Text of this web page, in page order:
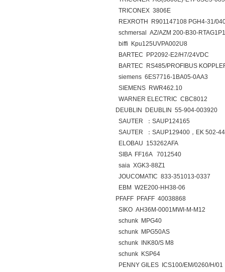
TRICONEX 3806E
REXROTH R901147108 PGH4-31/
schmersal AZ/AZM 200-B30-
biffi Kpu125UVPA002U8
BARTEC PP2092-E2/H7/24VDC
BARTEC RS485/PROFIBUS
siemens 6ES7716-1BA05-0AA3
SIEMENS RWR462.10
WARNER ELECTRIC CBC8012
DEUBLIN DEUBLIN 55-904-003920
SAUTER ：SAUP124165
SAUTER ：SAUP129400，EK 502-
ELOBAU 153262AFA
SIBA FF16A 7012540
saia XGK3-88Z1
JOUCOMATIC 833-351013-0337
EBM W2E200-HH38-06
PFAFF PFAFF 40038868
SIKO AH36M-0001MWI-M-M12
schunk MPG40
schunk MPG50AS
schunk INK80/S M8
schunk KSP64
PENNY GILES ICS100/EM/0260/H/01